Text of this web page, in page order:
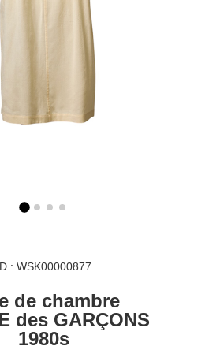
: WSK00000877
de chambre
des GARÇONS
1980s